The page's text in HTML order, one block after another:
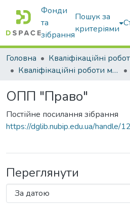
Фонди
та
зібрання
Пошук за
критеріями
Головна
Кваліфікаційні
Кваліфікаційні роботи магістрів
ОПП "Право"
Постійне посилання зібрання
https://dglib.nubip.edu.ua/handle/
Переглянути